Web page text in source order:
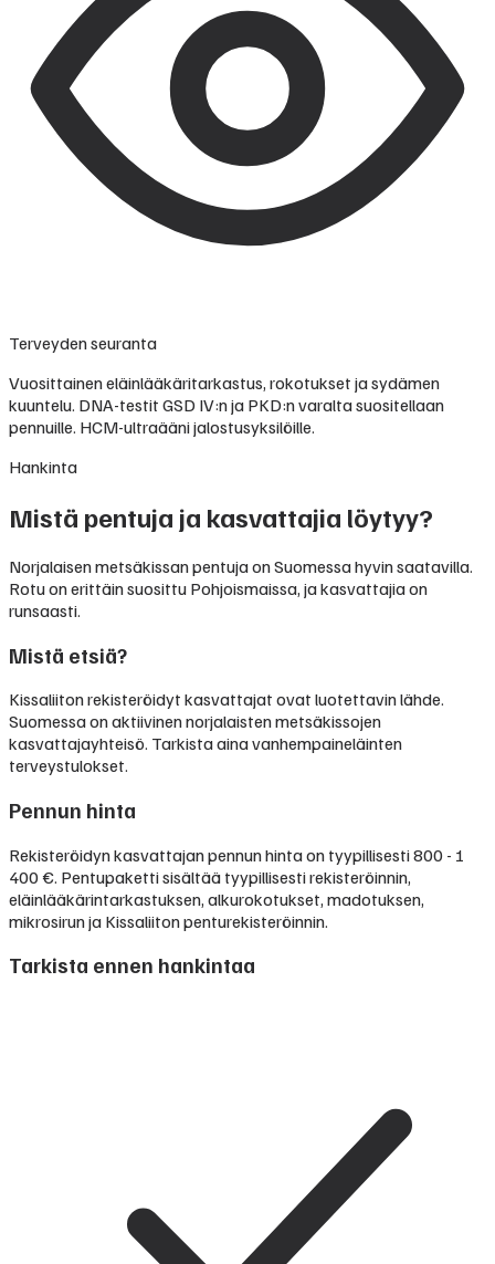
Terveyden seuranta
Vuosittainen eläinlääkäritarkastus, rokotukset ja sydämen
kuuntelu. DNA-testit GSD IV:n ja PKD:n varalta suositellaan
pennuille. HCM-ultraääni jalostusyksilöille.
Hankinta
Mistä pentuja ja kasvattajia löytyy?
Norjalaisen metsäkissan pentuja on Suomessa hyvin saatavilla.
Rotu on erittäin suosittu Pohjoismaissa, ja kasvattajia on
runsaasti.
Mistä etsiä?
Kissaliiton rekisteröidyt kasvattajat ovat luotettavin lähde.
Suomessa on aktiivinen norjalaisten metsäkissojen
kasvattajayhteisö. Tarkista aina vanhempaineläinten
terveystulokset.
Pennun hinta
Rekisteröidyn kasvattajan pennun hinta on tyypillisesti800 - 1
400 €. Pentupaketti sisältää tyypillisesti rekisteröinnin,
eläinlääkärintarkastuksen, alkurokotukset, madotuksen,
mikrosirun ja Kissaliiton penturekisteröinnin.
Tarkista ennen hankintaa